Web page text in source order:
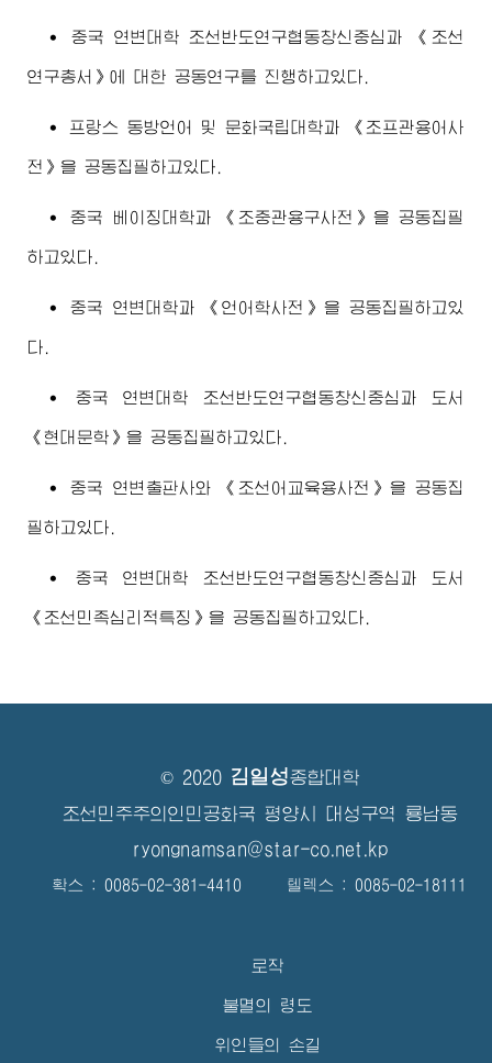
∙ 중국 연변대학 조선반도연구협동창신중심과 《조선
연구총서》에 대한 공동연구를 진행하고있다.
∙ 프랑스 동방언어 및 문화국립대학과 《조프관용어사
전》을 공동집필하고있다.
∙ 중국 베이징대학과 《조중관용구사전》을 공동집필
하고있다.
∙ 중국 연변대학과 《언어학사전》을 공동집필하고있
다.
∙ 중국 연변대학 조선반도연구협동창신중심과 도서
《현대문학》을 공동집필하고있다.
∙ 중국 연변출판사와 《조선어교육용사전》을 공동집
필하고있다.
∙ 중국 연변대학 조선반도연구협동창신중심과 도서
《조선민족심리적특징》을 공동집필하고있다.
© 2020 김일성종합대학
조선민주주의인민공화국 평양시 대성구역 룡남동
ryongnamsan@star-co.net.kp
확스 : 0085-02-381-4410 텔렉스 : 0085-02-18111
로작
불멸의 령도
위인들의 손길